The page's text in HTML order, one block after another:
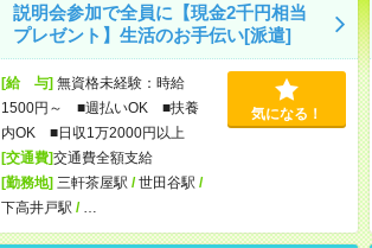
説明会参加で全員に【現金2千円相当
プレゼント】生活のお手伝い[派遣]
[給 与]無資格未経験：時給
1500円～ ■週払いOK ■扶養
内OK ■日収1万2000円以上
[交通費]交通費全額支給
[勤務地]三軒茶屋駅 /世田谷駅 /
下高井戸駅 /
気になる！